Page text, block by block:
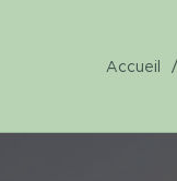
Accueil